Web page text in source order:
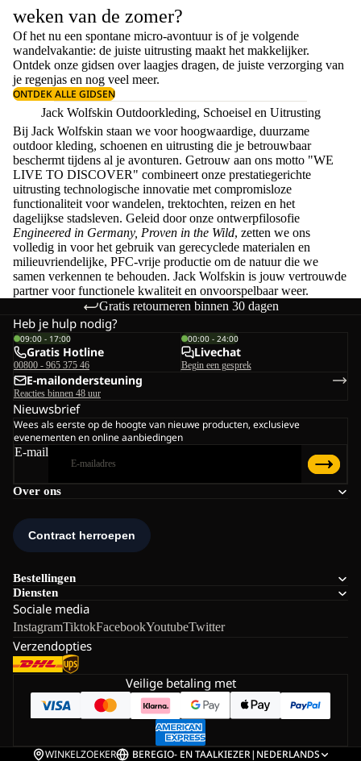
weken van de zomer?
Of het nu een spontane micro-avontuur is of je volgende
wandelvakantie: de juiste uitrusting maakt het makkelijker.
Ontdek onze gidsen overlaagjes dragen, de juiste verzorging van
je regenjas en nog veel meer.
ONTDEK ALLE GIDSEN
Jack Wolfskin Outdoorkleding, Schoeisel en Uitrusting
Bij Jack Wolfskin staan we voor hoogwaardige, duurzame
outdoor kleding, schoenen en uitrusting die je betrouwbaar
beschermt tijdens al je avonturen. Getrouw aan ons motto "WE
LIVE TO DISCOVER" combineert onze prestatiegerichte
uitrusting technologische innovatie met compromisloze
functionaliteit voor wandelen, trektochten, reizen en het
dagelijkse stadsleven. Geleid door onze ontwerpfilosofie
Engineered in Germany, Proven in the Wild, zetten we ons
volledig in voor het gebruik van gerecyclede materialen en
milieuvriendelijke, PFC-vrije productie om de natuur die we
samen verkennen te behouden. Jack Wolfskin is jouw vertrouwde
partner voor functionele kwaliteit en onvoorspelbaar weer.
Gratis retourneren binnen 30 dagen
Over ons
Bestellingen
Diensten
Sociale media
InstagramTiktokFacebookYoutubeTwitter
Verzendopties
Heb je hulp nodig?
09:00 - 17:00
Gratis Hotline
00800 - 965 375 46
00:00 - 24:00
Livechat
Begin een gesprek
E-mailondersteuning
Reacties binnen 48 uur
Nieuwsbrief
Wees als eerste op de hoogte van nieuwe producten, exclusieve
evenementen en online aanbiedingen
E-mail
Veilige betaling met
WINKELZOEKER BEREGIO- EN TAALKIEZER| NEDERLANDS